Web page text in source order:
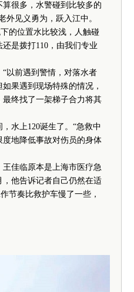
很多，水警碰到比较多的
见义勇为，跃入江中。
的位置水比较浅，人触碰
是拨打110，由我们专业
前遇到警情，对落水者
果遇到现场特殊的情况，
终找了一架梯子合力将其
水上120诞生了。“急救中
地降低事故对伤员的身体
佳临原本是上海市医疗急
他告诉记者自己仍然在适
节奏比救护车慢了一些，